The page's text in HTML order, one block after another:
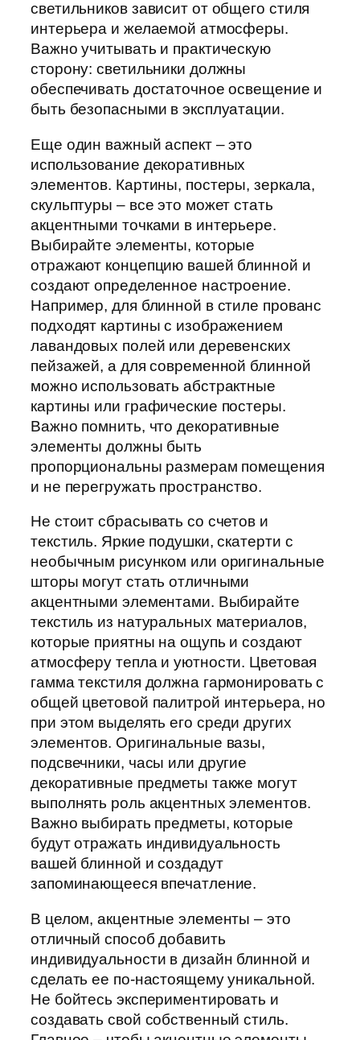
светильников зависит от общего стиля
интерьера и желаемой атмосферы.
Важно учитывать и практическую
сторону: светильники должны
обеспечивать достаточное освещение и
быть безопасными в эксплуатации.
Еще один важный аспект – это
использование декоративных
элементов. Картины, постеры, зеркала,
скульптуры – все это может стать
акцентными точками в интерьере.
Выбирайте элементы, которые
отражают концепцию вашей блинной и
создают определенное настроение.
Например, для блинной в стиле прованс
подходят картины с изображением
лавандовых полей или деревенских
пейзажей, а для современной блинной
можно использовать абстрактные
картины или графические постеры.
Важно помнить, что декоративные
элементы должны быть
пропорциональны размерам помещения
и не перегружать пространство.
Не стоит сбрасывать со счетов и
текстиль. Яркие подушки, скатерти с
необычным рисунком или оригинальные
шторы могут стать отличными
акцентными элементами. Выбирайте
текстиль из натуральных материалов,
которые приятны на ощупь и создают
атмосферу тепла и уютности. Цветовая
гамма текстиля должна гармонировать с
общей цветовой палитрой интерьера, но
при этом выделять его среди других
элементов. Оригинальные вазы,
подсвечники, часы или другие
декоративные предметы также могут
выполнять роль акцентных элементов.
Важно выбирать предметы, которые
будут отражать индивидуальность
вашей блинной и создадут
запоминающееся впечатление.
В целом, акцентные элементы – это
отличный способ добавить
индивидуальности в дизайн блинной и
сделать ее по-настоящему уникальной.
Не бойтесь экспериментировать и
создавать свой собственный стиль.